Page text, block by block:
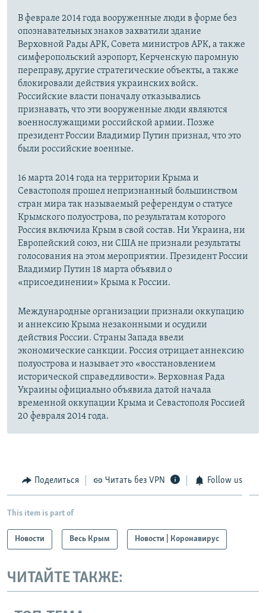
В феврале 2014 года вооруженные люди в форме без
опознавательных знаков захватили здание
Верховной Рады АРК, Совета министров АРК, а также
симферопольский аэропорт, Керченскую паромную
переправу, другие стратегические объекты, а также
блокировали действия украинских войск.
Российские власти поначалу отказывались
признавать, что эти вооруженные люди являются
военнослужащими российской армии. Позже
президент России Владимир Путин признал, что это
были российские военные.
16 марта 2014 года на территории Крыма и
Севастополя прошел непризнанный большинством
стран мира так называемый референдум о статусе
Крымского полуострова, по результатам которого
Россия включила Крым в свой состав. Ни Украина, ни
Европейский союз, ни США не признали результаты
голосования на этом мероприятии. Президент России
Владимир Путин 18 марта объявил о
«присоединении» Крыма к России.
Международные организации признали оккупацию
и аннексию Крыма незаконными и осудили
действия России. Страны Запада ввели
экономические санкции. Россия отрицает аннексию
полуострова и называет это «восстановлением
исторической справедливости». Верховная Рада
Украины официально объявила датой начала
временной оккупации Крыма и Севастополя Россией
20 февраля 2014 года.
Поделиться Читать без VPN Follow us
This item is part of
Новости Весь Крым Новости | Коронавирус
ЧИТАЙТЕ ТАКЖЕ: